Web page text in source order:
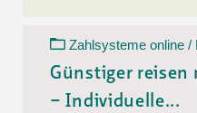
Zahlsysteme online /
Günstiger reisen
– Individuelle...